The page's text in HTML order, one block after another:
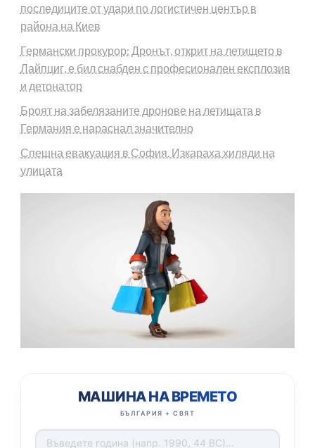
последиците от удари по логистичен център в
района на Киев
Германски прокурор: Дронът, открит на летището в
Лайпциг, е бил снабден с професионален експлозив
и детонатор
Броят на забелязаните дронове на летищата в
Германия е нараснал значително
Спешна евакуация в София. Изкараха хиляди на
улицата
МАШИНА НА ВРЕМЕТО
БЪЛГАРИЯ + СВЯТ